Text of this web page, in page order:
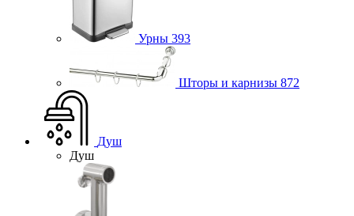
Урны 393
Шторы и карнизы 872
Душ
Душ